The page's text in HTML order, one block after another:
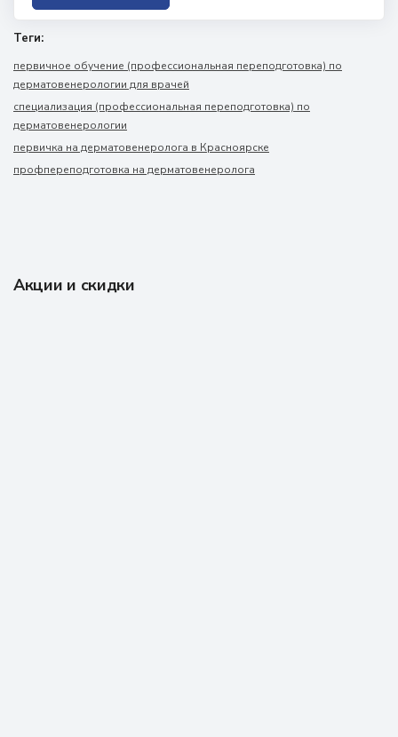
Теги:
первичное обучение (профессиональная переподготовка) по
дерматовенерологии для врачей
специализация (профессиональная переподготовка) по
дерматовенерологии
первичка на дерматовенеролога в Красноярске
профпереподготовка на дерматовенеролога
Акции и скидки